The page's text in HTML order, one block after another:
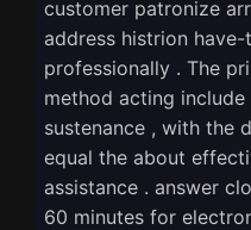
customer patronize
address histrion
professionally . The
method acting
sustenance , with the
equal the about
assistance . answer
60 minutes for